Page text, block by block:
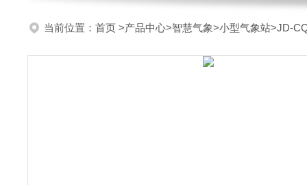
当前位置： 首页 >产品中心>智慧气象>小型气象站>JD-